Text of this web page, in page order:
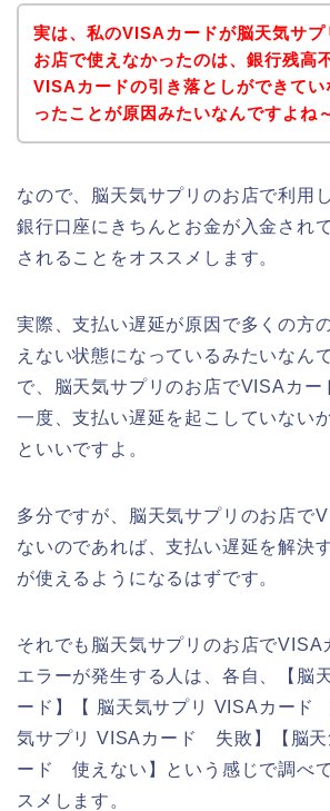
実は、私のVISAカードが脳天気サプ
お店で使えなかったのは、銀行残高
VISAカードの引き落としができてい
ったことが原因みたいなんですよね
なので、脳天気サプリのお店で利用
銀行口座にきちんとお金が入金され
されることをオススメします。
実際、支払い遅延が原因で多くの方
えない状態になっているみたいなん
で、脳天気サプリのお店でVISAカー
一度、支払い遅延を起こしていない
といいですよ。
多分ですが、脳天気サプリのお店で
ないのであれば、支払い遅延を解決
が使えるようになるはずです。
それでも脳天気サプリのお店でVISA
エラーが発生する人は、各自、【脳
ード】【 脳天気サプリ VISAカード
気サプリ VISAカード 失敗】【脳天
ード 使えない】という感じで調べ
スメします。